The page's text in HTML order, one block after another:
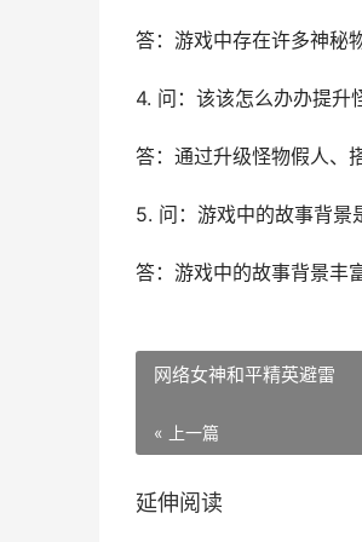
答：游戏中存在许多神秘
4. 问：该该怎么办办提升
答：通过升级怪物假人、
5. 问：游戏中的故事背景
答：游戏中的故事背景丰
网络女神和平精英避雷
« 上一篇
延伸阅读